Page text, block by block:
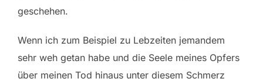
geschehen.
Wenn ich zum Beispiel zu Lebzeiten jemandem
sehr weh getan habe und die Seele meines Opfers
über meinen Tod hinaus unter diesem Schmerz